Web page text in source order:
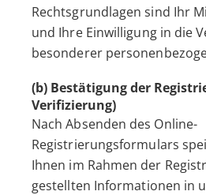
Rechtsgrundlagen sind Ihr
und Ihre Einwilligung in die
besonderer
(b) Bestätigung der
Verifizierung)
Nach Absenden des Online-
Registrierungsformulars
Ihnen im Rahmen der
gestellten Informationen in